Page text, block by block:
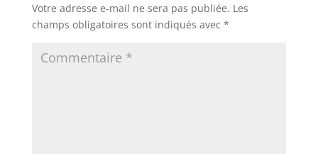
Votre adresse e-mail ne sera pas publiée. Les
champs obligatoires sont indiqués avec *